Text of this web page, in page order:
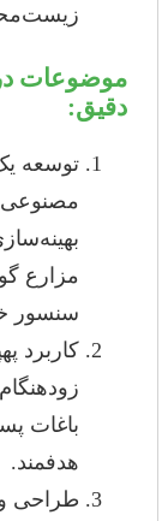
موضوعات
دقیق:
توسعه
مصنوعی
مزارع
سنسور
کاربرد
باغات
هدفمند.
طراحی و